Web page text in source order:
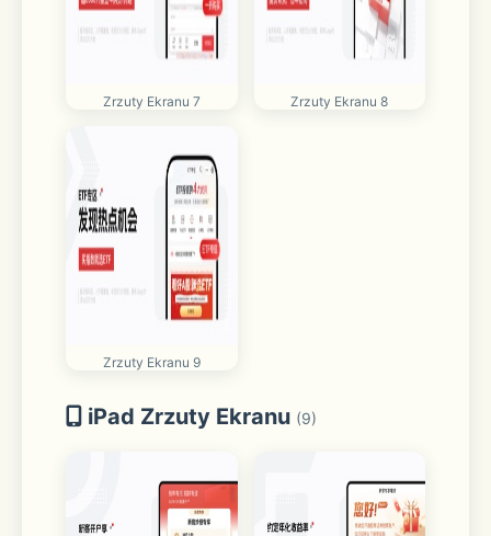
Zrzuty Ekranu 7 Zrzuty Ekranu 8
Zrzuty Ekranu 9
iPad Zrzuty Ekranu (9)